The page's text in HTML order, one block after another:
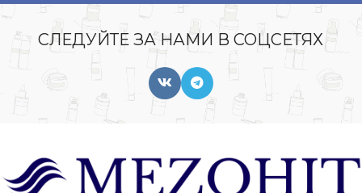
СЛЕДУЙТЕ ЗА НАМИ В СОЦСЕТЯХ